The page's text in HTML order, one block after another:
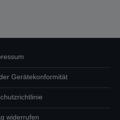
Gerätekonformität
widerrufen